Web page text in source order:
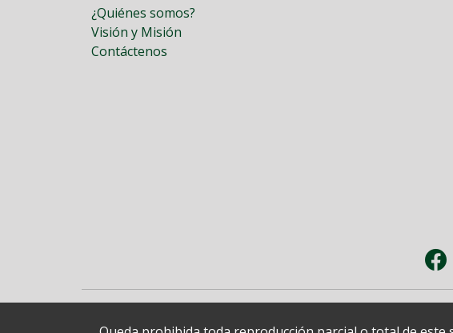
¿Quiénes somos?
Visión y Misión
Contáctenos